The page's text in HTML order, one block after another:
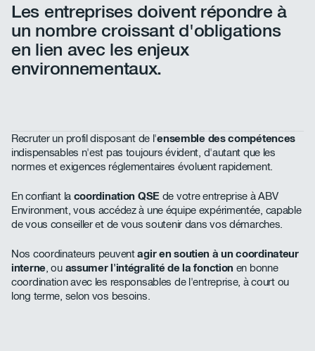
Les entreprises doivent répondre à
un nombre croissant d'obligations
en lien avec les enjeux
environnementaux.
Recruter un profil disposant de l'ensemble des compétences
indispensables n'est pas toujours évident, d'autant que les
normes et exigences réglementaires évoluent rapidement.
En confiant la coordination QSE de votre entreprise à ABV
Environment, vous accédez à une équipe expérimentée, capable
de vous conseiller et de vous soutenir dans vos démarches.
Nos coordinateurs peuventagir en soutien à un coordinateur
interne, ou assumer l'intégralité de la fonction en bonne
coordination avec les responsables de l'entreprise, à court ou
long terme, selon vos besoins.